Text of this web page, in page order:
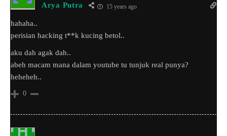
Arya Putra 15 years ago
hahaha..
perisian hacking t**k kucing betol..
aku dah agak dah..
abeh macam mana dalam youtube tu tunjuk real punya?
heheheh..
0